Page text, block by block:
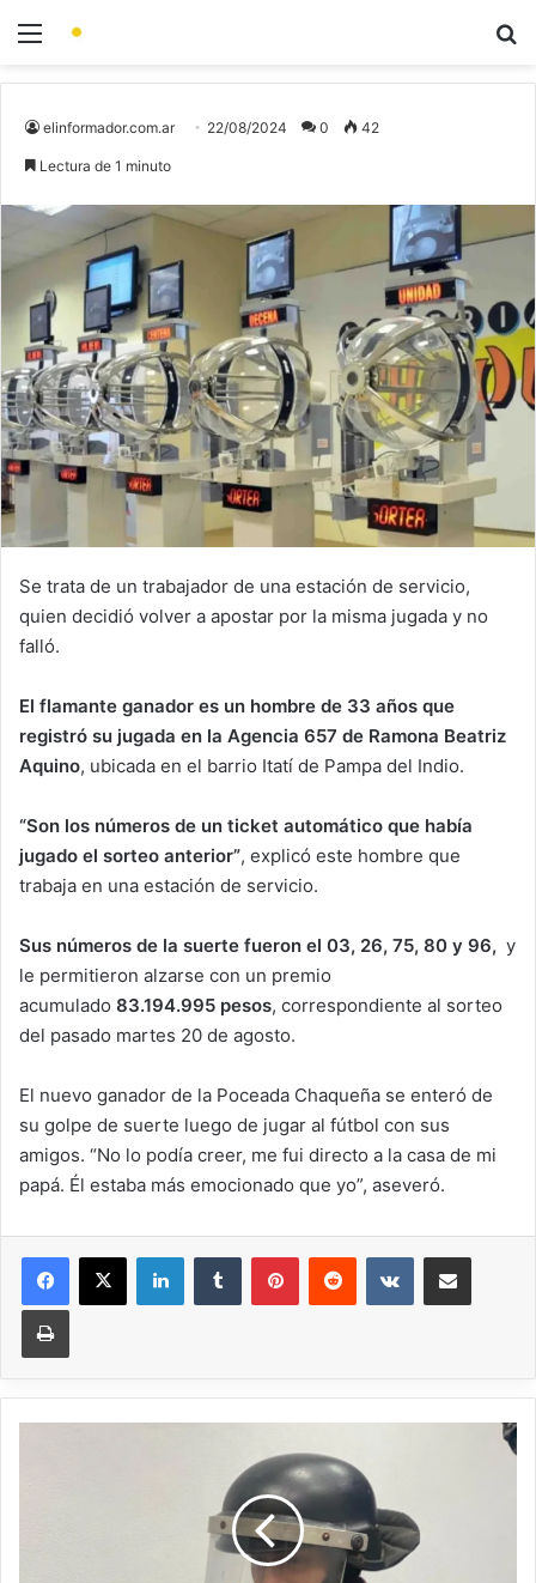
elinformador.com.ar 22/08/2024 0 42
Lectura de 1 minuto
Se trata de un trabajador de una estación de servicio,
quien decidió volver a apostar por la misma jugada y no
falló.
El flamante ganador es un hombre de 33 años que
registró su jugada en la Agencia 657 de Ramona Beatriz
Aquino, ubicada en el barrio Itatí de Pampa del Indio.
“Son los números de un ticket automático que había
jugado el sorteo anterior”, explicó este hombre que
trabaja en una estación de servicio.
Sus números de la suerte fueron el 03, 26, 75, 80 y 96, y
le permitieron alzarse con un premio
acumulado 83.194.995 pesos, correspondiente al sorteo
del pasado martes 20 de agosto.
El nuevo ganador de la Poceada Chaqueña se enteró de
su golpe de suerte luego de jugar al fútbol con sus
amigos. “No lo podía creer, me fui directo a la casa de mi
papá. Él estaba más emocionado que yo”, aseveró.